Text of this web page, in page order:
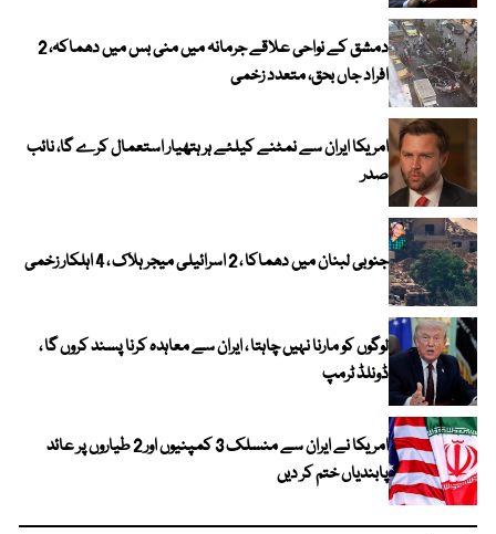
دمشق کے نواحی علاقے جرمانہ میں منی بس میں دھماکہ، 2
افراد جاں بحق، متعدد زخمی
امریکا ایران سے نمٹنے کیلئے ہر ہتھیار استعمال کرے گا، نائب
صدر
جنوبی لبنان میں دھماکا ، 2 اسرائیلی میجر ہلاک ، 4 اہلکار زخمی
لوگوں کو مارنا نہیں چاہتا ، ایران سے معاہدہ کرنا پسند کروں گا ،
ڈونلڈ ٹرمپ
امریکا نے ایران سے منسلک 3 کمپنیوں اور 2 طیاروں پر عائد
پابندیاں ختم کر دیں